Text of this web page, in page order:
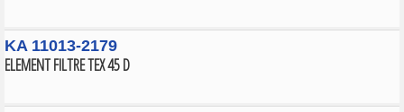
KA 11013-2179
ELEMENT FILTRE TEX 45 D